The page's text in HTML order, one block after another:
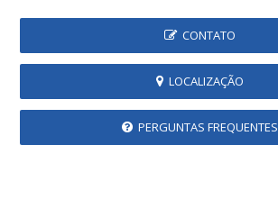
CONTATO
LOCALIZAÇÃO
PERGUNTAS FREQUENTES